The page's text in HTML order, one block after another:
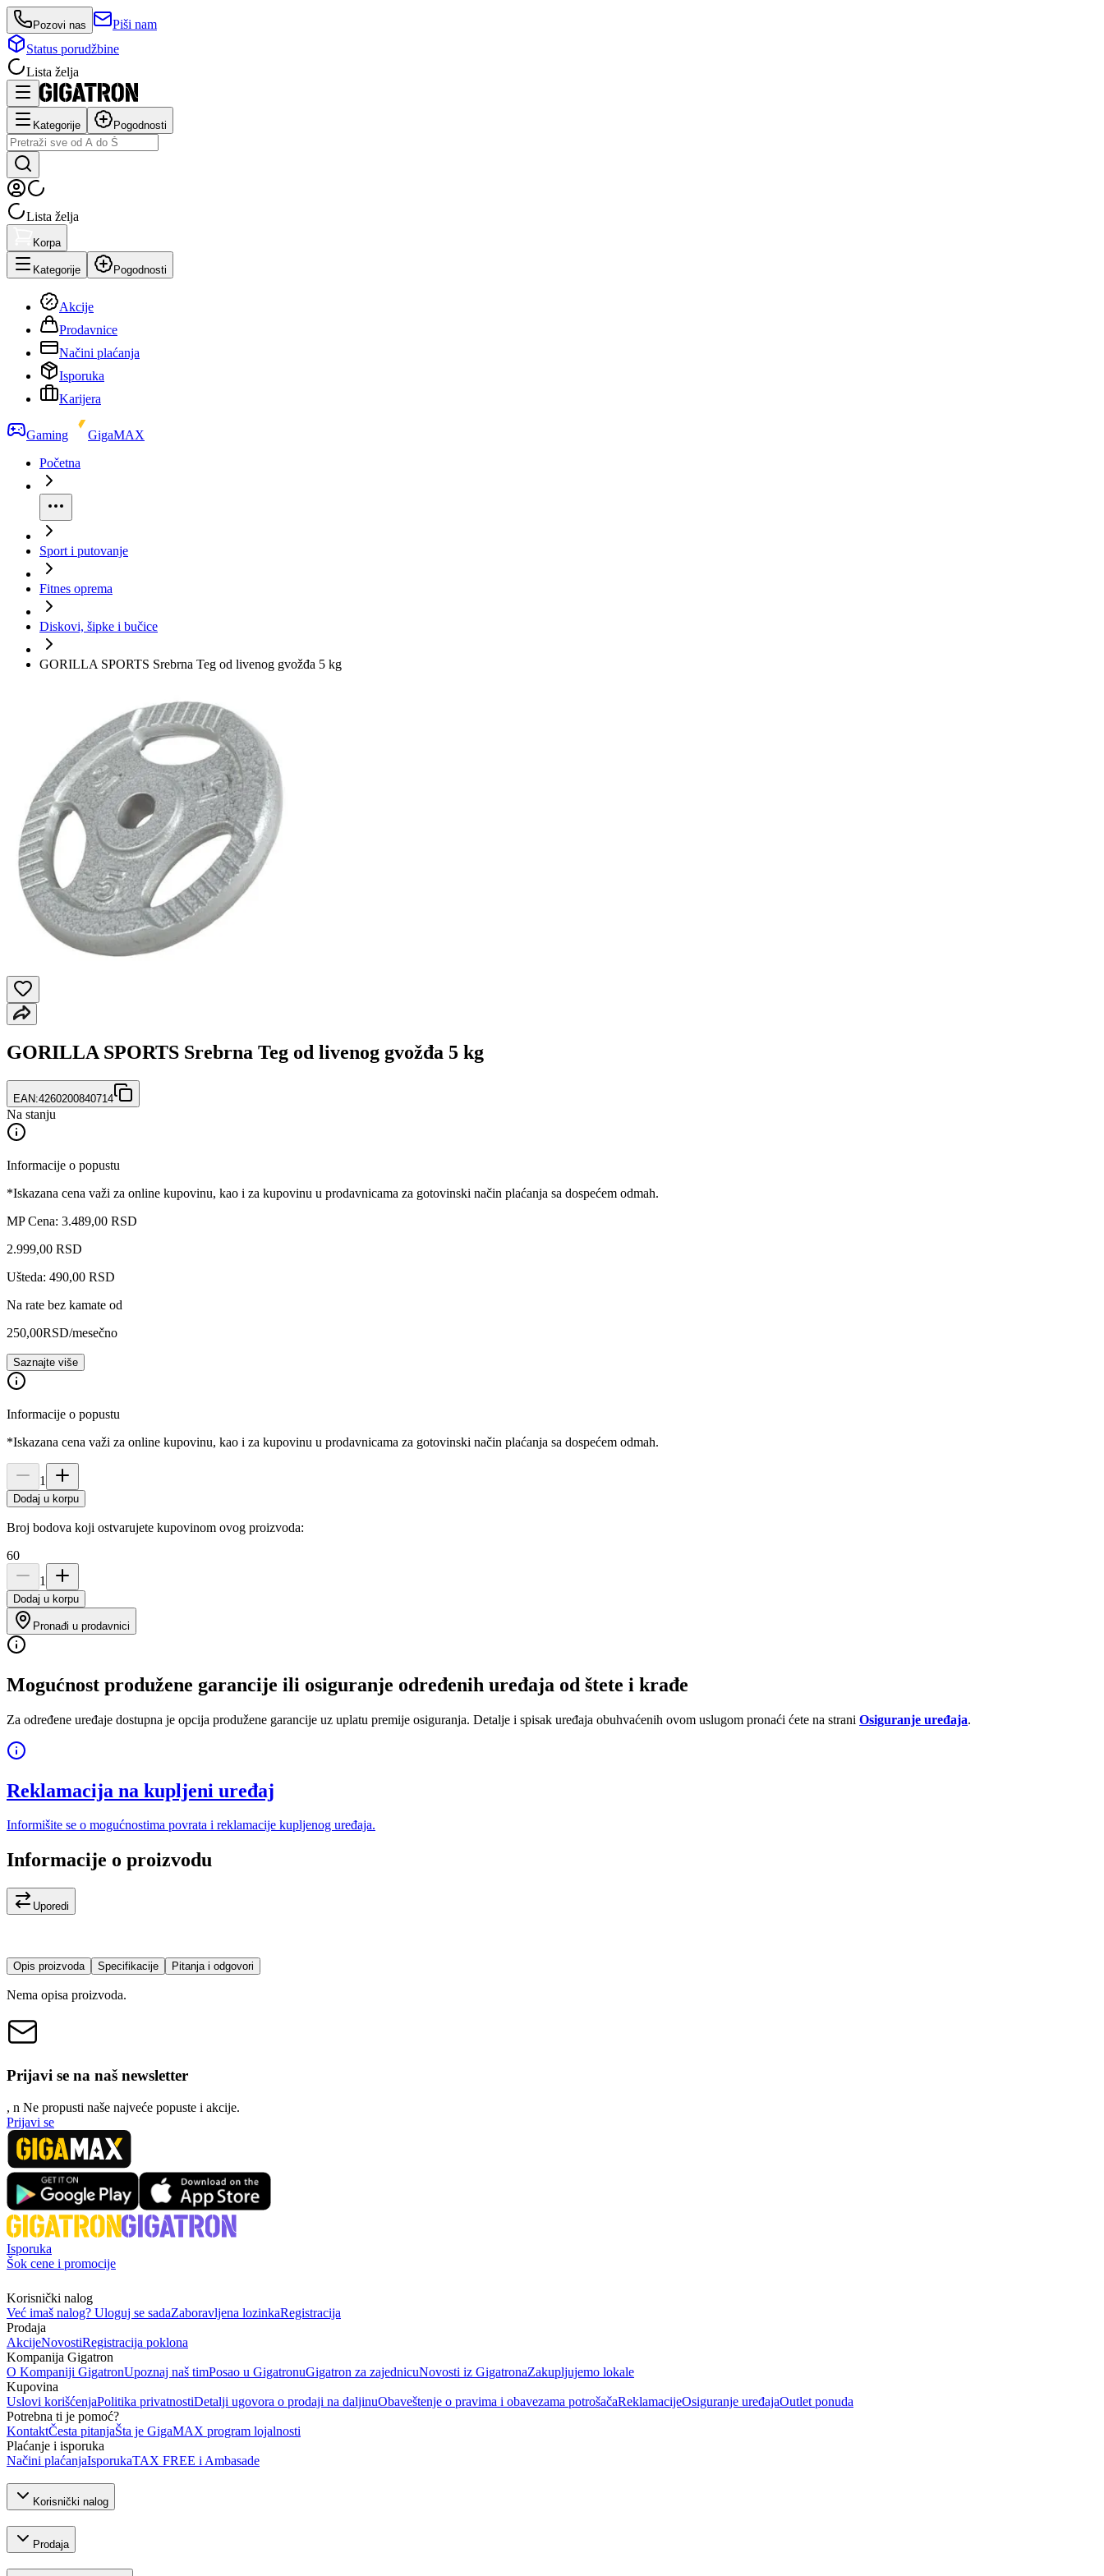
Pozovi nas
Piši nam
Status porudžbine
Lista želja
Kategorije Pogodnosti
Lista želja
Korpa
Kategorije Pogodnosti
Akcije
Prodavnice
Načini plaćanja
Isporuka
Karijera
Gaming
GigaMAX
Početna
Sport i putovanje
Fitnes oprema
Diskovi, šipke i bučice
GORILLA SPORTS Srebrna Teg od livenog gvožđa 5 kg
GORILLA SPORTS Srebrna Teg od livenog gvožđa 5 kg
EAN:4260200840714
Na stanju
Informacije o popustu
*Iskazana cena važi za online kupovinu, kao i za kupovinu u prodavnicama za gotovinski način plaćanja sa dospećem odmah.
MP Cena: 3.489,00 RSD
2.999,00 RSD
Ušteda: 490,00 RSD
Na rate bez kamate od
250,00RSD/mesečno
Saznajte više
Informacije o popustu
*Iskazana cena važi za online kupovinu, kao i za kupovinu u prodavnicama za gotovinski način plaćanja sa dospećem odmah.
1
Dodaj u korpu
Broj bodova koji ostvarujete kupovinom ovog proizvoda:
60
1
Dodaj u korpu
Pronađi u prodavnici
Mogućnost produžene garancije ili osiguranje određenih uređaja od štete i krađe
Za određene uređaje dostupna je opcija produžene garancije uz uplatu premije osiguranja. Detalje i spisak uređaja obuhvaćenih ovom uslugom pronaći ćete na strani Osiguranje uređaja.
Reklamacija na kupljeni uređaj
Informišite se o mogućnostima povrata i reklamacije kupljenog uređaja.
Informacije o proizvodu
Uporedi
Opis proizvoda Specifikacije Pitanja i odgovori
Nema opisa proizvoda.
Prijavi se na naš newsletter
, n Ne propusti naše najveće popuste i akcije.
Prijavi se
Isporuka
Šok cene i promocije
Korisnički nalog
Već imaš nalog? Uloguj se sadaZaboravljena lozinkaRegistracija
Prodaja
AkcijeNovostiRegistracija poklona
Kompanija Gigatron
O Kompaniji GigatronUpoznaj naš timPosao u GigatronuGigatron za zajednicuNovosti iz GigatronaZakupljujemo lokale
Kupovina
Uslovi korišćenjaPolitika privatnostiDetalji ugovora o prodaji na daljinuObaveštenje o pravima i obavezama potrošačaReklamacijeOsiguranje uređajaOutlet ponuda
Potrebna ti je pomoć?
KontaktČesta pitanjaŠta je GigaMAX program lojalnosti
Plaćanje i isporuka
Načini plaćanjaIsporukaTAX FREE i Ambasade
Korisnički nalog
Prodaja